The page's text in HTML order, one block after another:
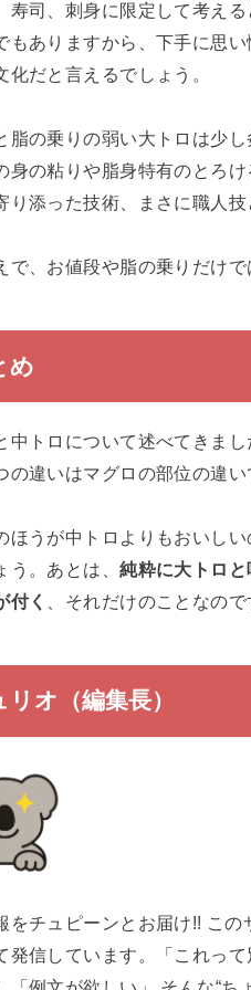
寿司、刺身に限定して考え
もありますから、下手に思
化だと言えるでしょう。
脂の乗りの弱い大トロは少
身の粘りや脂身特有のとろ
り添った技術、まさに職人
で、お値段や脂の乗りだけ
め
中トロについて述べてきま
の違いはマグロの部位の違い
ほうが中トロよりもおいし
う。あとは、純粋に大トロ
付く
、それだけのことなので
リオ（編集長）
をチュピーンとお届け!! こ
発信しています。「これっ